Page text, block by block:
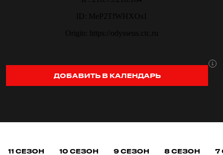
ДОБАВИТЬ В КАЛЕНДАРЬ
11 СЕЗОН 10 СЕЗОН 9 СЕЗОН 8 СЕЗОН 7